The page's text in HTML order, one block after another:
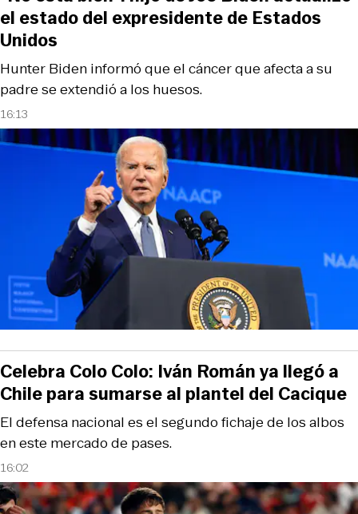
16:13
Hunter Biden informó que el cáncer que afecta a su
padre se extendió a los huesos.
el estado del expresidente de Estados
Unidos
16:02
El defensa nacional es el segundo fichaje de los albos
en este mercado de pases.
Celebra Colo Colo: Iván Román ya llegó a
Chile para sumarse al plantel del Cacique